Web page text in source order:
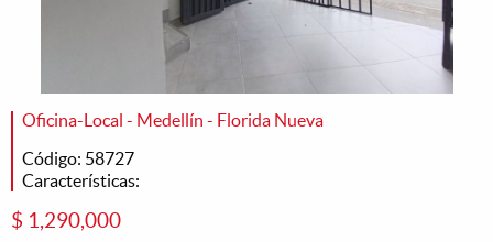
Oficina-Local - Medellín - Florida Nueva
Código: 58727
Características:
$ 1,290,000